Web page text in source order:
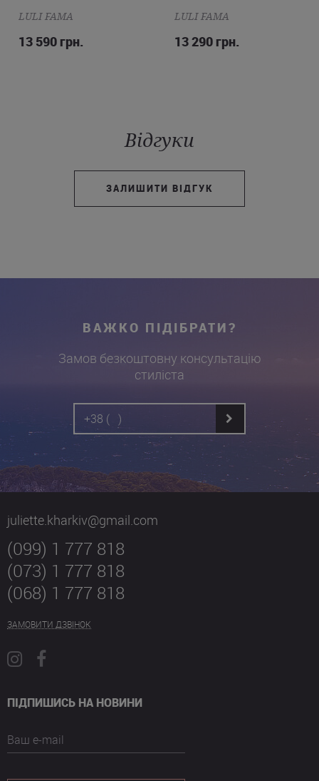
LULI FAMA
13 590 грн.
LULI FAMA
13 290 грн.
Відгуки
ЗАЛИШИТИ ВІДГУК
ВАЖКО ПІДІБРАТИ?
Замов безкоштовну консультацію
стиліста
juliette.kharkiv@gmail.com
(099) 1 777 818
(073) 1 777 818
(068) 1 777 818
ЗАМОВИТИ ДЗВІНОК
ПІДПИШИСЬ НА НОВИНИ
Ваш e-mail